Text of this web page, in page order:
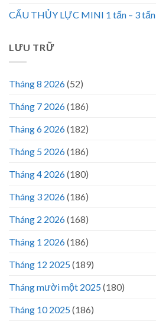
CẨU THỦY LỰC MINI 1 tấn – 3 tấn
LƯU TRỮ
Tháng 8 2026(52)
Tháng 7 2026(186)
Tháng 6 2026(182)
Tháng 5 2026(186)
Tháng 4 2026(180)
Tháng 3 2026(186)
Tháng 2 2026(168)
Tháng 1 2026(186)
Tháng 12 2025(189)
Tháng mười một 2025(180)
Tháng 10 2025(186)